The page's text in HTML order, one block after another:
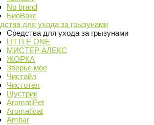
No brand
БиоВакс
для ухода за грызунами
Средства для ухода за грызунами
LITTLE ONE
МИСТЕР АЛЕКС
ЖОРКА
Зверье мое
Чистайл
Чистотел
Шустрик
AromatiPet
Aromaticat
Ambar